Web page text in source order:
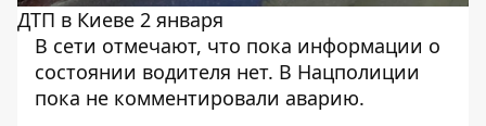
ДТП в Киеве 2 января
В сети отмечают, что пока информации о
состоянии водителя нет. В Нацполиции
пока не комментировали аварию.